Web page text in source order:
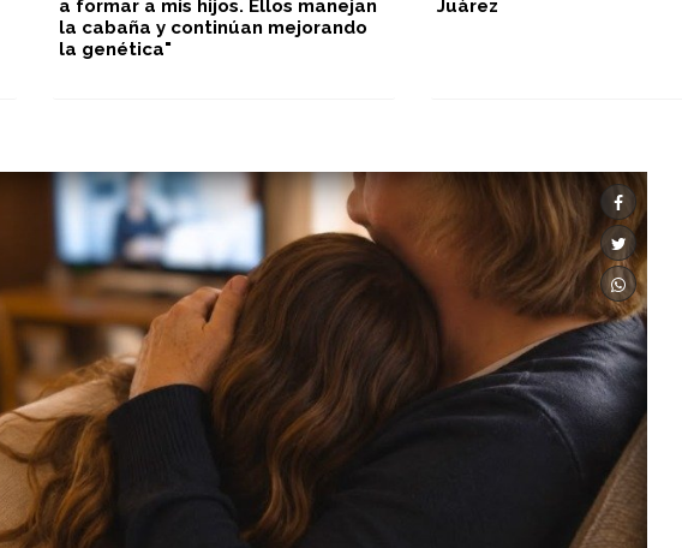
a formar a mis hijos. Ellos manejan
la cabaña y continúan mejorando
la genética"
Juàrez